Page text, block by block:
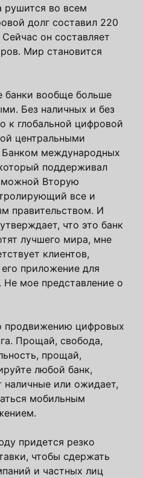
рушится во всем
долг составил 220
он составляет
Мир становится
банки вообще больше
Без наличных и без
к глобальной цифровой
центральными
международных
поддерживал
Вторую
все и
правительством. И
что это банк
лучшего мира, мне
клиентов,
приложение для
мое представление о
продвижению цифровых
Прощай, свобода,
прощай,
любой банк,
или ожидает,
мобильным
придется резко
чтобы сдержать
и частных лиц